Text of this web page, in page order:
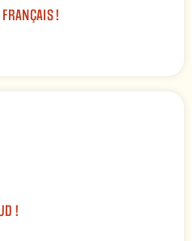
!
!